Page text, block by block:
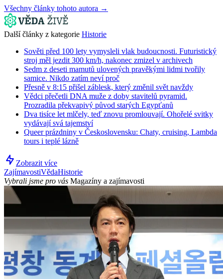
Všechny články tohoto autora →
Další články z kategorie Historie
Sověti před 100 lety vymysleli vlak budoucnosti. Futuristický
stroj měl jezdit 300 km/h, nakonec zmizel v archivech
Sedm z deseti mamutů ulovených pravěkými lidmi tvořily
samice. Nikdo zatím neví proč
Přesně v 8:15 přišel záblesk, který změnil svět navždy
Vědci přečetli DNA muže z doby stavitelů pyramid.
Prozradila překvapivý původ starých Egypťanů
Dva tisíce let mlčely, teď znovu promlouvají. Ohořelé svitky
vydávají svá tajemství
Queer prázdniny v Československu: Chaty, cruising, Lambda
tours i teplé lázně
Zobrazit více
ZajímavostiVědaHistorie
Vybrali jsme pro vás Magazíny a zajímavosti